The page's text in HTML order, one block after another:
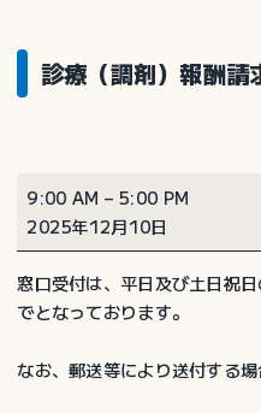
診療（調剤）報酬請
診
療
剤）
報
請
9:00 AM – 5:00 PM
2025年12月10日
窓口受付は、平日及び土日祝
でとなっております。
なお、郵送等により送付する